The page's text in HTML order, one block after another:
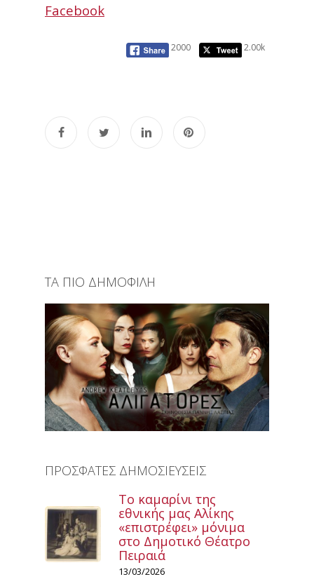
Facebook
2000 2.00k
ΤΑ ΠΙΟ ΔΗΜΟΦΙΛΗ
ΠΡΟΣΦΑΤΕΣ ΔΗΜΟΣΙΕΥΣΕΙΣ
Το καμαρίνι της
εθνικής μας Αλίκης
«επιστρέφει» μόνιμα
στο Δημοτικό Θέατρο
Πειραιά
13/03/2026